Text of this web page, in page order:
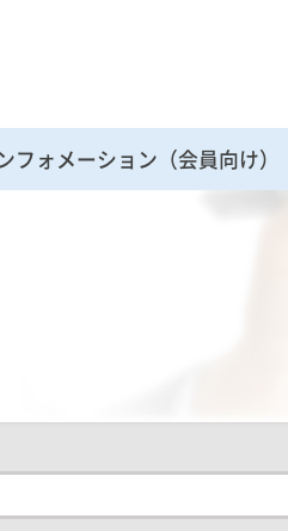
フォメーション（会員向け）